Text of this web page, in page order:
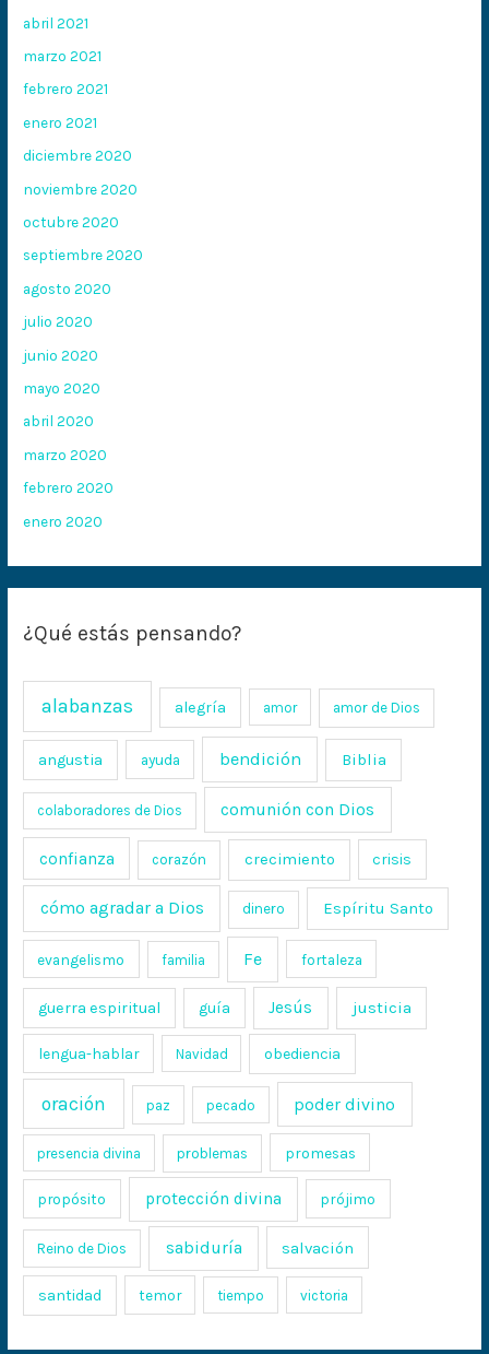
abril 2021
marzo 2021
febrero 2021
enero 2021
diciembre 2020
noviembre 2020
octubre 2020
septiembre 2020
agosto 2020
julio 2020
junio 2020
mayo 2020
abril 2020
marzo 2020
febrero 2020
enero 2020
¿Qué estás pensando?
alabanzas alegría amor amor de Dios
angustia ayuda bendición Biblia
colaboradores de Dios comunión con Dios
confianza corazón crecimiento crisis
cómo agradar a Dios dinero Espíritu Santo
evangelismo familia Fe fortaleza
guerra espiritual guía Jesús justicia
lengua-hablar Navidad obediencia
oración paz pecado poder divino
presencia divina problemas promesas
propósito protección divina prójimo
Reino de Dios sabiduría salvación
santidad temor tiempo victoria